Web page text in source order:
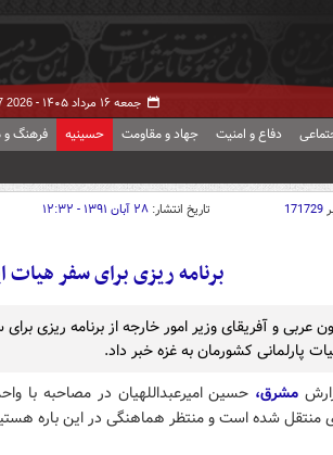
جمعه ۱۶ مرداد ۱۴۰۵ - 2026
دفاع و امنیت جهاد و مقاومت حسینیه فرهنگ و
171729 تاریخ انتشار: ۲۸ آبان ۱۳۹۱ - ۱۲:۳۲
برنامه ریزی برای سفر هیات
عربی و آفریقای وزیر امور خارجه از برنامه ریزی
پارلمانی کشورمان به غزه خبر داد.
مشرق، حسین امیرعبداللهیان در مصاحبه با
منتقل شده است و منتظر هماهنگی در این باره